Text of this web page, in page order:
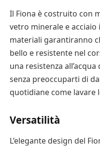
Il Fiona è costruito con
vetro minerale e
materiali garantiranno
bello e resistente nel
una resistenza
senza preoccuparti di
quotidiane come lavare
Versatilità
L’elegante design del